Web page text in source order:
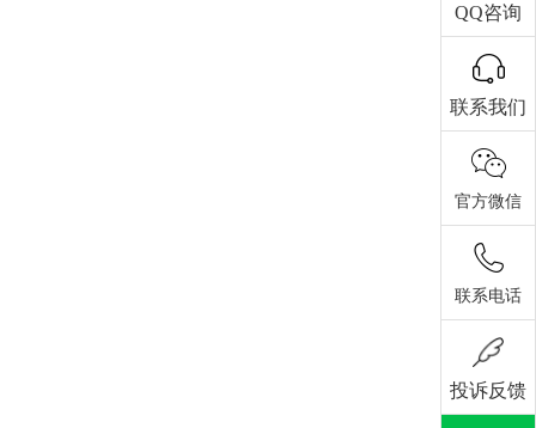
QQ咨询
联系我们
官方微信
联系电话
投诉反馈